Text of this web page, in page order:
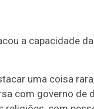
a capacidade
uma coisa
com governo